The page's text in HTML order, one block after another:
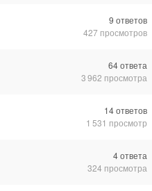
9 ответов
427 просмотров
64ответа
3 962 просмотра
14ответов
1 531 просмотр
4ответа
324 просмотра